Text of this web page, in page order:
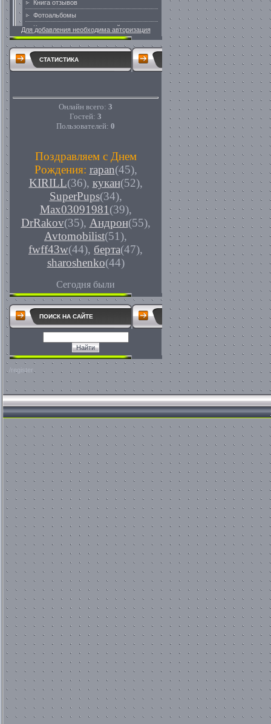
Для добавления необходима авторизация
СТАТИСТИКА
Онлайн всего: 3
Гостей: 3
Пользователей: 0
Поздравляем с Днем
Рождения: rapan(45),
KIRILL(36), кукан(52),
SuperPups(34),
Max03091981 (39),
DrRakov(35), Андрон(55),
Avtomobilist(51),
fwff43w(44), берта(47),
sharoshenko(44)
Сегодня были
ПОИСК НА САЙТЕ
/register